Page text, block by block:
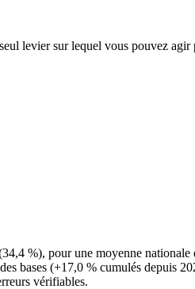
levier sur lequel vous pouvez
%), pour une moyenne nationale
bases (+17,0 % cumulés depuis
vérifiables.